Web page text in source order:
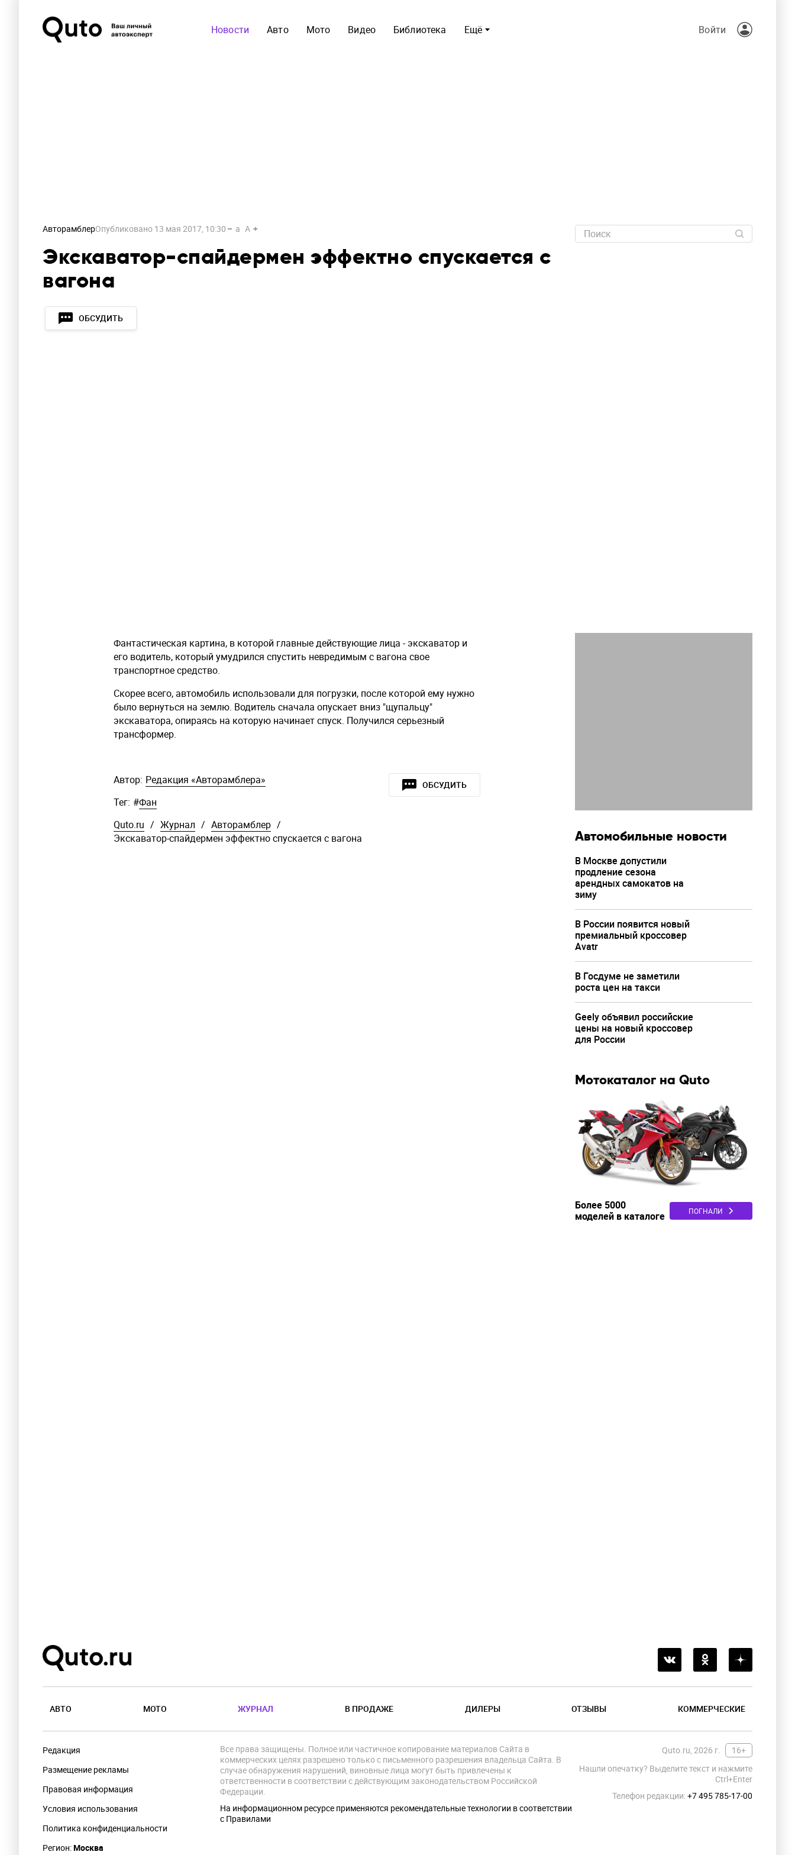
Ещё
Новости Авто Мото Видео Библиотека Войти
АвторамблерОпубликовано 13 мая 2017, 10:30 a A
Экскаватор-спайдермен эффектно спускается с
вагона
ОБСУДИТЬ
Фантастическая картина, в которой главные действующие лица - экскаватор и
его водитель, который умудрился спустить невредимым с вагона свое
транспортное средство.
Скорее всего, автомобиль использовали для погрузки, после которой ему нужно
было вернуться на землю. Водитель сначала опускает вниз "щупальцу"
экскаватора, опираясь на которую начинает спуск. Получился серьезный
трансформер.
ОБСУДИТЬ
Автор: Редакция «Авторамблера»
Тег: #Фан
Quto.ru / Журнал / Авторамблер /
Экскаватор-спайдермен эффектно спускается с вагона
Автомобильные новости
В Москве допустили
продление сезона
арендных самокатов на
зиму
В России появится новый
премиальный кроссовер
Avatr
В Госдуме не заметили
роста цен на такси
Geely объявил российские
цены на новый кроссовер
для России
Мотокаталог на Quto
Более 5000
моделей в каталоге
ПОГНАЛИ
АВТО МОТО ЖУРНАЛ В ПРОДАЖЕ ДИЛЕРЫ ОТЗЫВЫ КОММЕРЧЕСКИЕ
Редакция
Размещение рекламы
Правовая информация
Условия использования
Политика конфиденциальности
Регион:Москва
Quto.ru, 2026 г.
16+
Нашли опечатку? Выделите текст и нажмите
Ctrl+Enter
Телефон редакции:+7 495 785-17-00
Все права защищены. Полное или частичное копирование материалов Сайта в
коммерческих целях разрешено только с письменного разрешения владельца Сайта. В
случае обнаружения нарушений, виновные лица могут быть привлечены к
ответственности в соответствии с действующим законодательством Российской
Федерации.
На информационном ресурсе применяются рекомендательные технологии в соответствии
с Правилами